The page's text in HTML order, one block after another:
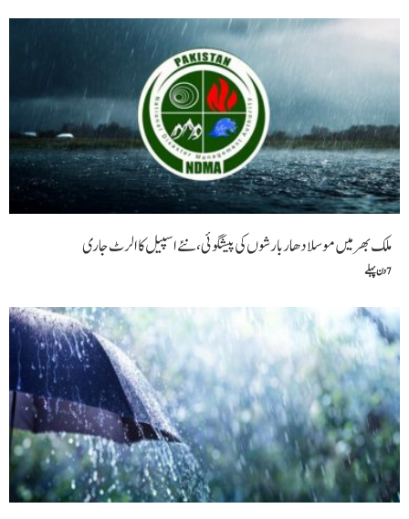
ملک بھر میں موسلادھار بارشوں کی پیشگوئی، نئے اسپیل کا الرٹ جاری
7 دن پہلے